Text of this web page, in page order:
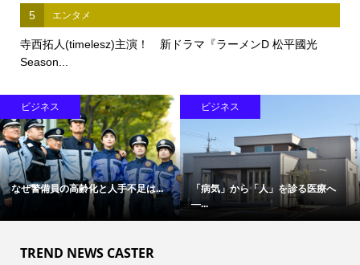
5 エンタメ
寺西拓人(timelesz)主演！ 新ドラマ『ラーメンD 松平國光
Season...
ビジネス
なぜ警備員の高齢化と人手不足は...
ビジネス
「病気」から「人」を診る医療へ
―...
TREND NEWS CASTER